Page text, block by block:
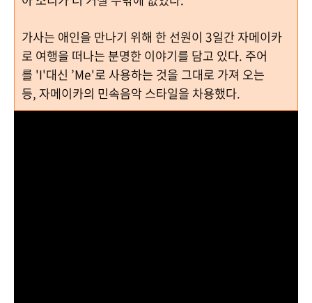
가사는 애인을 만나기 위해 한 선원이 3일간 자메이카
로 여행을 떠나는 분명한 이야기를 담고 있다. 주어
를 'I'대신 ’Me'로 사용하는 것을 그대로 가져 오는
등,자메이카의 민속음악 스타일을 차용했다.